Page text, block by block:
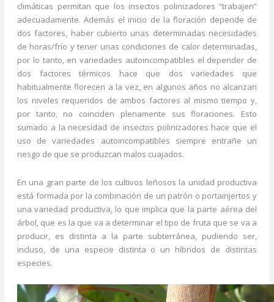
climáticas permitan que los insectos polinizadores “trabajen”
adecuadamente. Además el inicio de la floración depende de
dos factores, haber cubierto unas determinadas necesidades
de horas/frío y tener unas condiciones de calor determinadas,
por lo tanto, en variedades autoincompatibles el depender de
dos factores térmicos hace que dos variedades que
habitualmente florecen a la vez, en algunos años no alcanzan
los niveles requeridos de ambos factores al mismo tiempo y,
por tanto, no coinciden plenamente sus floraciones. Esto
sumado a la necesidad de insectos polinizadores hace que el
uso de variedades autoincompatibles siempre entrañe un
riesgo de que se produzcan malos cuajados.
En una gran parte de los cultivos leñosos la unidad productiva
está formada por la combinación de un patrón o portainjertos y
una variedad productiva, lo que implica que la parte aérea del
árbol, que es la que va a determinar el tipo de fruta que se va a
producir, es distinta a la parte subterránea, pudiendo ser,
incluso, de una especie distinta o un híbridos de distintas
especies.